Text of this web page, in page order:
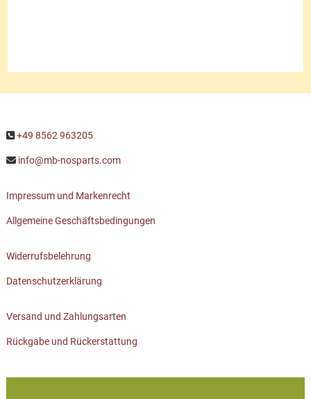
+49 8562 963205
info@mb-nosparts.com
Impressum und Markenrecht
Allgemeine Geschäftsbedingungen
Widerrufsbelehrung
Datenschutzerklärung
Versand und Zahlungsarten
Rückgabe und Rückerstattung